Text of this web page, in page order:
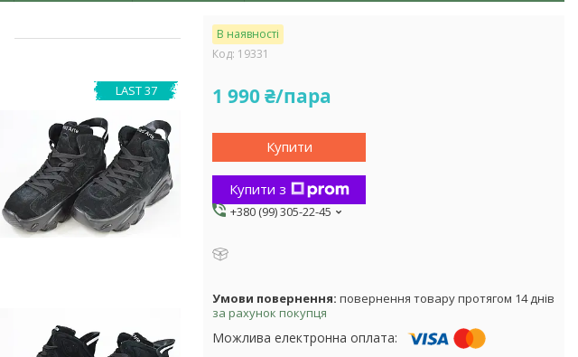
LAST 37
В наявності
Код: 19331
1 990 ₴/пара
Купити
Купити з
+380 (99) 305-22-45
повернення товару протягом 14 днів
за рахунок покупця